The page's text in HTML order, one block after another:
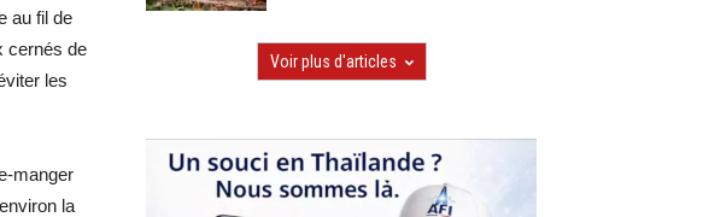
au fil de
cernés de
les
manger
la
Voir plus d'articles